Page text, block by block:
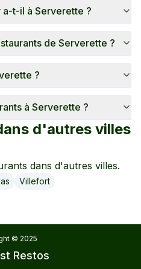
a-t-il à Serverette ?
de Serverette ?
?
à Serverette ?
d'autres villes
dans d'autres villes.
Villefort
© 2025
Restos